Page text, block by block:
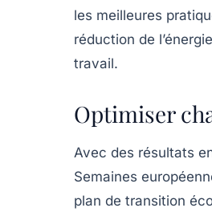
les meilleures
réduction de
travail.
Optimiser
Avec des résultats
Semaines
plan de transition